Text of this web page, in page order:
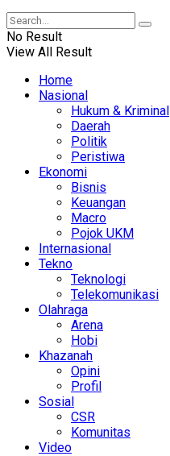
No Result
View All Result
Home
Nasional
Hukum & Kriminal
Daerah
Politik
Peristiwa
Ekonomi
Bisnis
Keuangan
Macro
Pojok UKM
Internasional
Tekno
Teknologi
Telekomunikasi
Olahraga
Arena
Hobi
Khazanah
Opini
Profil
Sosial
CSR
Komunitas
Video